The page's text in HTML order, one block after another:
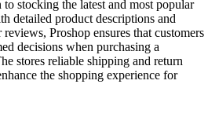
to stocking the latest and most popular
detailed product descriptions and
Proshop ensures that customers
decisions when purchasing a
stores reliable shipping and return
the shopping experience for